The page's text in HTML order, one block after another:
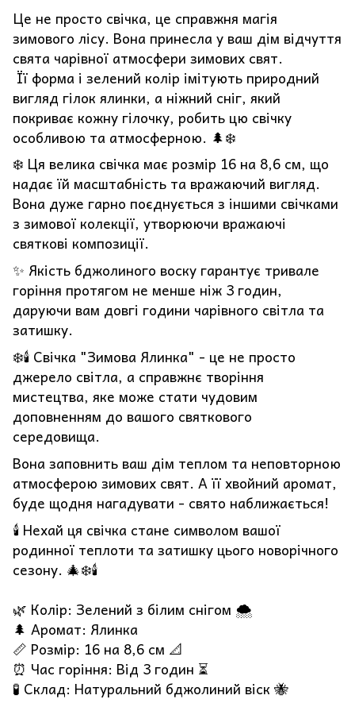
Це не просто свічка, це справжня магія
зимового лісу. Вона принесла у ваш дім відчуття
свята чарівної атмосфери зимових свят.
Її форма і зелений колір імітують природний
вигляд гілок ялинки, а ніжний сніг, який
покриває кожну гілочку, робить цю свічку
особливою та атмосферною. 🌲❄️
❄️ Ця велика свічка має розмір 16 на 8,6 см, що
надає їй масштабність та вражаючий вигляд.
Вона дуже гарно поєднується з іншими свічками
з зимової колекції, утворюючи вражаючі
святкові композиції.
✨ Якість бджолиного воску гарантує тривале
горіння протягом не менше ніж 3 годин,
даруючи вам довгі години чарівного світла та
затишку.
❄️🕯️ Свічка "Зимова Ялинка" - це не просто
джерело світла, а справжнє творіння
мистецтва, яке може стати чудовим
доповненням до вашого святкового
середовища.
Вона заповнить ваш дім теплом та неповторною
атмосферою зимових свят. А її хвойний аромат,
буде щодня нагадувати - свято наближається!
🕯️ Нехай ця свічка стане символом вашої
родинної теплоти та затишку цього новорічного
сезону. 🎄❄️🕯️
🌿 Колір: Зелений з білим снігом 🌨️
🌲 Аромат: Ялинка
📏 Розмір: 16 на 8,6 см 📐
⏰ Час горіння: Від 3 годин ⏳
🧪 Склад: Натуральний бджолиний віск 🐝